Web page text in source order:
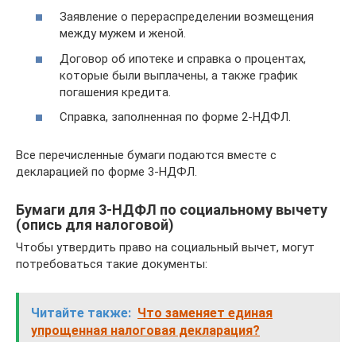
Заявление о перераспределении возмещения
между мужем и женой.
Договор об ипотеке и справка о процентах,
которые были выплачены, а также график
погашения кредита.
Справка, заполненная по форме 2-НДФЛ.
Все перечисленные бумаги подаются вместе с
декларацией по форме 3-НДФЛ.
Бумаги для 3-НДФЛ по социальному вычету
(опись для налоговой)
Чтобы утвердить право на социальный вычет, могут
потребоваться такие документы:
Читайте также: Что заменяет единая
упрощенная налоговая декларация?